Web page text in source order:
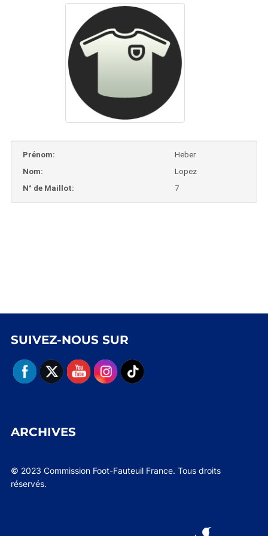
Prénom:
Heber
Nom:
Lopez
N° de Maillot:
7
SUIVEZ-NOUS SUR
ARCHIVES
© 2023 Commission Foot-Fauteuil France. Tous droits
réservés.